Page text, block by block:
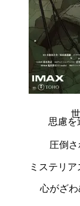
心がざわ
ミステリア
圧倒さ
思慮を